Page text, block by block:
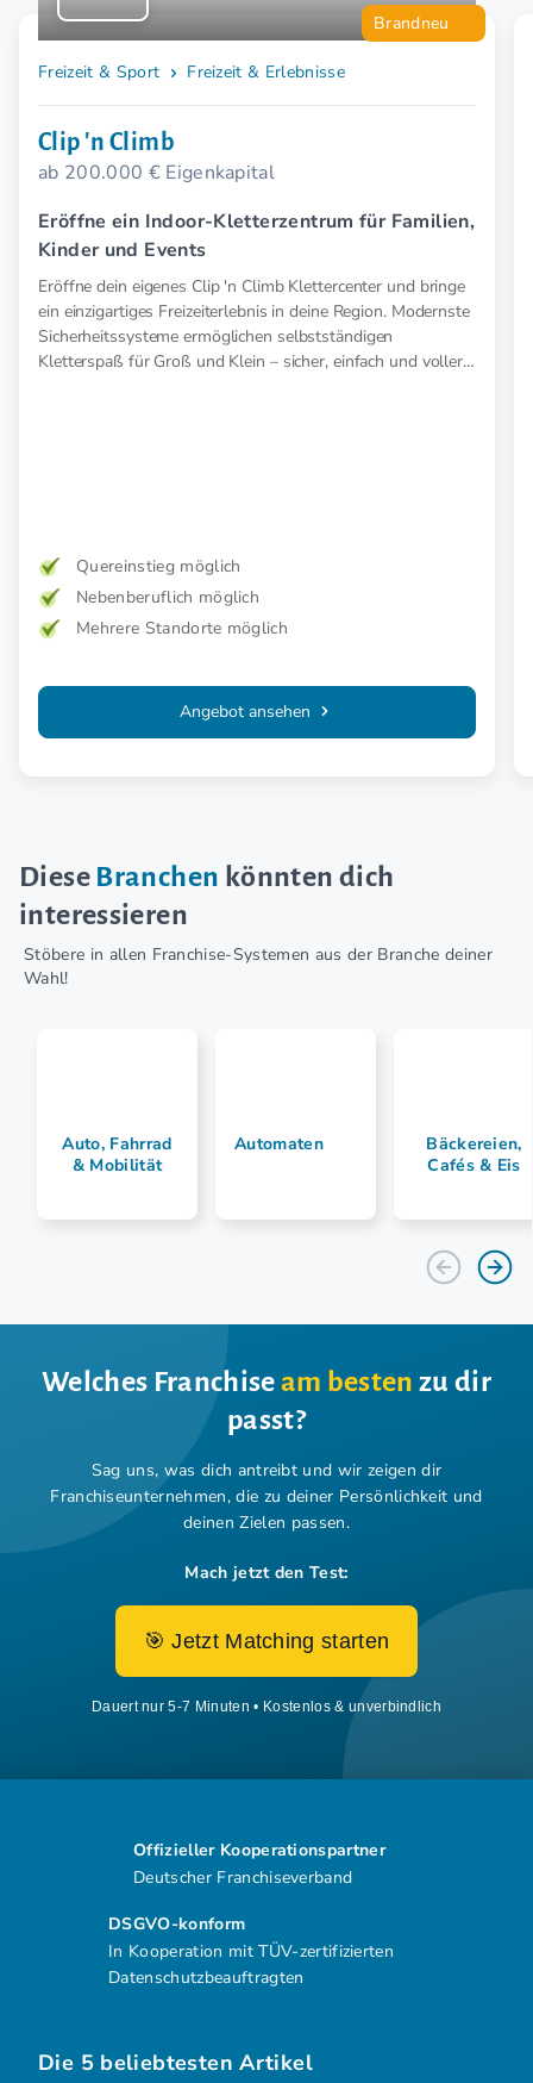
Brandneu
Freizeit & Sport Freizeit & Erlebnisse
Clip 'n Climb
ab 200.000 € Eigenkapital
Eröffne ein Indoor-Kletterzentrum für Familien,
Kinder und Events
Eröffne dein eigenes Clip 'n Climb Klettercenter und bringe
ein einzigartiges Freizeiterlebnis in deine Region. Modernste
Sicherheitssysteme ermöglichen selbstständigen
Kletterspaß für Groß und Klein – sicher, einfach und voller
Quereinstieg möglich
Nebenberuflich möglich
Mehrere Standorte möglich
Angebot ansehen
Diese Branchen könnten dich
interessieren
Stöbere in allen Franchise-Systemen aus der Branche deiner
Wahl!
Auto, Fahrrad
& Mobilität
Automaten
Bäckereien,
Cafés & Eis
Welches Franchiseam besten zu dir
passt?
Sag uns, was dich antreibt und wir zeigen dir
Franchiseunternehmen, die zu deiner Persönlichkeit und
deinen Zielen passen.
Mach jetzt den Test:
🎯 Jetzt Matching starten
Dauert nur 5-7 Minuten • Kostenlos & unverbindlich
DSGVO-konform
In Kooperation mit TÜV-zertifizierten
Datenschutzbeauftragten
Offizieller Kooperationspartner
Deutscher Franchiseverband
Die 5 beliebtesten Artikel